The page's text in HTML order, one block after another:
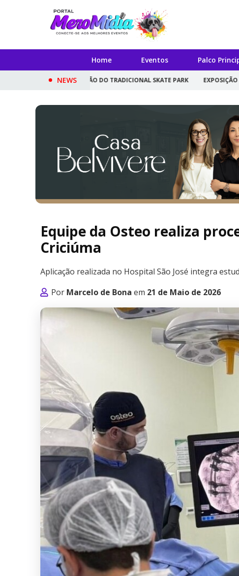
Home Eventos Palco
NEWS
30ª EDIÇÃO DO TRADICIONAL SKATE PARK EXPOSIÇÃO
Equipe da Osteo realiza
Criciúma
Aplicação realizada no Hospital São José integra
Por Marcelo de Bona em 21 de Maio de 2026